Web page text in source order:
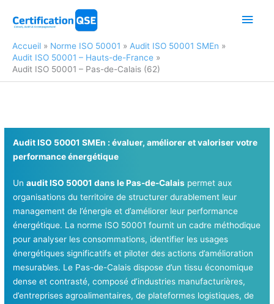
Accueil Norme ISO 50001
Audit ISO 50001 SMEn
Audit ISO 50001 – Hauts-de-France
Audit ISO 50001 – Pas-de-Calais (62)
Audit ISO 50001 SMEn : évaluer, améliorer et valoriser votre
performance énergétique
Unaudit ISO 50001 dans le Pas-de-Calais permet aux
organisations du territoire de structurer durablement leur
management de l’énergie et d’améliorer leur performance
énergétique. La norme ISO 50001 fournit un cadre méthodique
pour analyser les consommations, identifier les usages
énergétiques significatifs et piloter des actions d’amélioration
mesurables. Le Pas-de-Calais dispose d’un tissu économique
dense et contrasté, composé d’industries manufacturières,
d’entreprises agroalimentaires, de plateformes logistiques, de